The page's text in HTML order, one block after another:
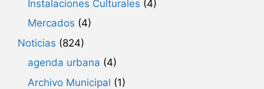
Instalaciones Culturales (4)
Mercados (4)
Noticias (824)
agenda urbana (4)
Archivo Municipal (1)